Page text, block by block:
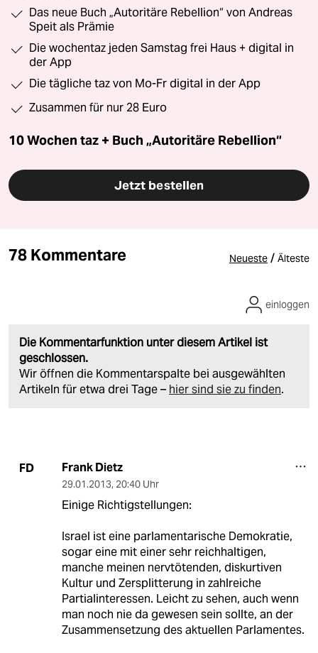
Das neue Buch „Autoritäre Rebellion“ von Andreas
Speit als Prämie
Die wochentaz jeden Samstag frei Haus + digital in
der App
Die tägliche taz von Mo-Fr digital in der App
Zusammen für nur 28 Euro
10 Wochen taz + Buch „Autoritäre Rebellion“
Jetzt bestellen
78 Kommentare Neueste / Älteste
Die Kommentarfunktion unter diesem Artikel ist
geschlossen.
Wir öffnen die Kommentarspalte bei ausgewählten
Artikeln für etwa drei Tage – hier sind sie zu finden.
einloggen
FD Frank Dietz
29.01.2013, 20:40 Uhr
Einige Richtigstellungen:
Israel ist eine parlamentarische Demokratie,
sogar eine mit einer sehr reichhaltigen,
manche meinen nervtötenden, diskurtiven
Kultur und Zersplitterung in zahlreiche
Partialinteressen. Leicht zu sehen, auch wenn
man noch nie da gewesen sein sollte, an der
Zusammensetzung des aktuellen Parlamentes.